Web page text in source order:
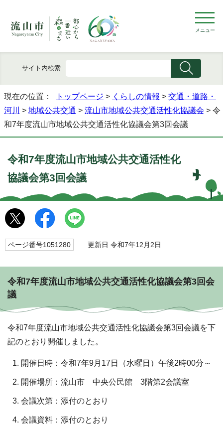
メニュー
サイト内検索
現在の位置： トップページ > くらしの情報 > 交通・道路・
河川 > 地域公共交通 > 流山市地域公共交通活性化協議会 > 令
和7年度流山市地域公共交通活性化協議会第3回会議
令和7年度流山市地域公共交通活性化
協議会第3回会議
ページ番号1051280 更新日 令和7年12月2日
令和7年度流山市地域公共交通活性化協議会第3回会
議
令和7年度流山市地域公共交通活性化協議会第3回会議を下
記のとおり開催しました。
開催日時：令和7年9月17日（水曜日）午後2時00分～
開催場所：流山市 中央公民館 3階第2会議室
会議次第：添付のとおり
会議資料：添付のとおり